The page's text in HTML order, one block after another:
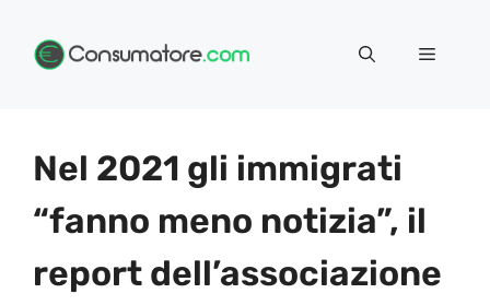
Menu
Nel 2021 gli immigrati
“fanno meno notizia”, il
report dell’associazione